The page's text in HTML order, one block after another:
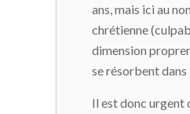
ans, mais ici au
chrétienne
dimension
se résorbent
Il est donc urgent